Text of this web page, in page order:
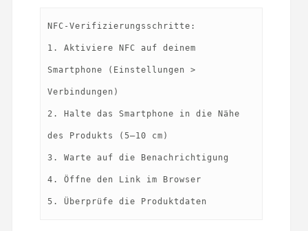
NFC-Verifizierungsschritte:
1. Aktiviere NFC auf deinem
Smartphone (Einstellungen >
Verbindungen)
2. Halte das Smartphone in die Nähe
des Produkts (5–10 cm)
3. Warte auf die Benachrichtigung
4. Öffne den Link im Browser